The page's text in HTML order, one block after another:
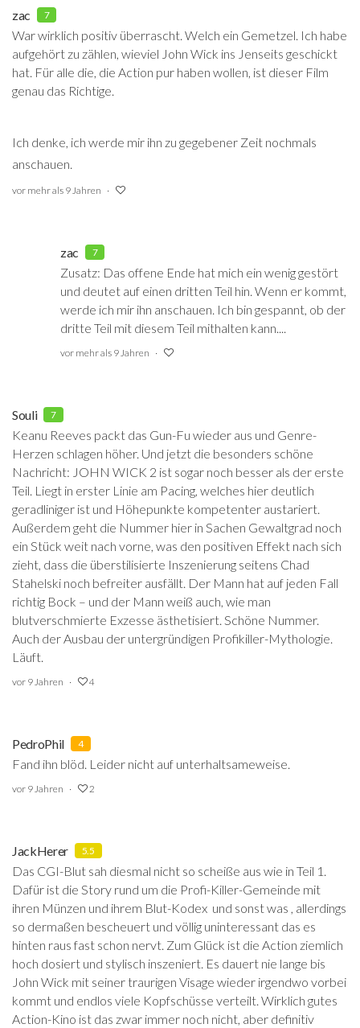
zac 7
War wirklich positiv überrascht. Welch ein Gemetzel. Ich habe
aufgehört zu zählen, wieviel John Wick ins Jenseits geschickt
hat. Für alle die, die Action pur haben wollen, ist dieser Film
genau das Richtige.
Ich denke, ich werde mir ihn zu gegebener Zeit nochmals
anschauen.
vor mehr als 9 Jahren
zac 7
Zusatz: Das offene Ende hat mich ein wenig gestört
und deutet auf einen dritten Teil hin. Wenn er kommt,
werde ich mir ihn anschauen. Ich bin gespannt, ob der
dritte Teil mit diesem Teil mithalten kann....
vor mehr als 9 Jahren
Souli 7
Keanu Reeves packt das Gun-Fu wieder aus und Genre-
Herzen schlagen höher. Und jetzt die besonders schöne
Nachricht: JOHN WICK 2 ist sogar noch besser als der erste
Teil. Liegt in erster Linie am Pacing, welches hier deutlich
geradliniger ist und Höhepunkte kompetenter austariert.
Außerdem geht die Nummer hier in Sachen Gewaltgrad noch
ein Stück weit nach vorne, was den positiven Effekt nach sich
zieht, dass die überstilisierte Inszenierung seitens Chad
Stahelski noch befreiter ausfällt. Der Mann hat auf jeden Fall
richtig Bock – und der Mann weiß auch, wie man
blutverschmierte Exzesse ästhetisiert. Schöne Nummer.
Auch der Ausbau der untergründigen Profikiller-Mythologie.
Läuft.
vor 9 Jahren 4
PedroPhil 4
Fand ihn blöd. Leider nicht auf unterhaltsameweise.
vor 9 Jahren 2
JackHerer 5.5
Das CGI-Blut sah diesmal nicht so scheiße aus wie in Teil 1.
Dafür ist die Story rund um die Profi-Killer-Gemeinde mit
ihren Münzen und ihrem Blut-Kodex und sonst was , allerdings
so dermaßen bescheuert und völlig uninteressant das es
hinten raus fast schon nervt. Zum Glück ist die Action ziemlich
hoch dosiert und stylisch inszeniert. Es dauert nie lange bis
John Wick mit seiner traurigen Visage wieder irgendwo vorbei
kommt und endlos viele Kopfschüsse verteilt. Wirklich gutes
Action-Kino ist das zwar immer noch nicht, aber definitiv